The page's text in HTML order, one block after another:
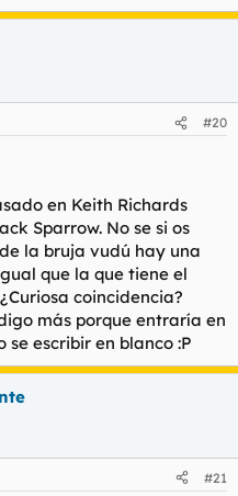
#20
en Keith Richards
Sparrow. No se si os
la bruja vudú hay una
que la que tiene el
coincidencia?
más porque entraría en
escribir en blanco :P
#21